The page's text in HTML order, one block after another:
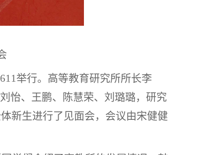
611举行。高等教育研究所所长李
怡、王鹏、陈慧荣、刘璐璐，研究
新生进行了见面会，会议由宋健健